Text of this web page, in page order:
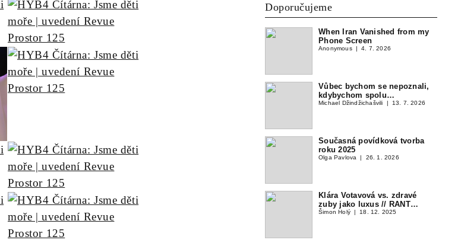
Doporučujeme
When Iran Vanished from my
Phone Screen
Anonymous 4. 7. 2026
Vůbec bychom se nepoznali,
kdybychom spolu…
Michael Džindžichašvili 13. 7. 2026
Současná povídková tvorba
roku 2025
Olga Pavlova 26. 1. 2026
Klára Votavová vs. zdravé
zuby jako luxus // RANT…
Šimon Holý 18. 12. 2025